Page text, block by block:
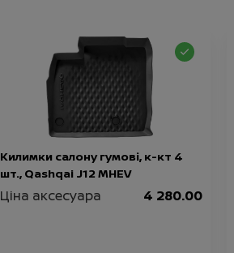
Килимки салону гумові, к-кт 4
шт., Qashqai J12 MHEV
Ціна аксесуара 4 280.00